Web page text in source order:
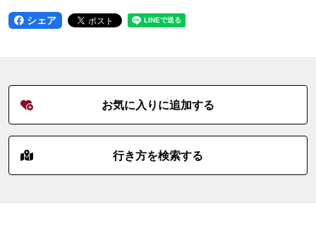
シェア
お気に入りに追加する
行き方を検索する